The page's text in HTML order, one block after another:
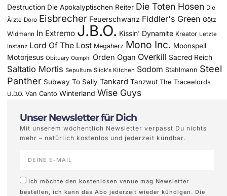
Destruction Die Apokalyptischen Reiter Die Toten Hosen Die
Ärzte Doro Eisbrecher Feuerschwanz Fiddler's Green Götz
Widmann In Extremo J.B.O. Kissin' Dynamite Kreator Letzte
Instanz Lord Of The Lost Megaherz Mono Inc. Moonspell
Motorjesus Obituary Oomph! Orden Ogan Overkill Sacred Reich
Saltatio Mortis Sepultura Slick's Kitchen Sodom Stahlmann Steel
Panther Subway To Sally Tankard Tanzwut The Traceelords
U.D.O. Van Canto Winterland Wise Guys
Unser Newsletter für Dich
Mit unserem wöchentlich Newsletter verpasst Du nichts
mehr – natürlich kostenlos und jederzeit kündbar.
Ich möchte den kostenlosen venue mag Newsletter
bestellen, ich kann das Abo jederzeit wieder kündigen. Die